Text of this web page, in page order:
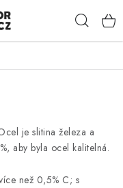
je slitina železa a
aby byla ocel kalitelná.
než 0,5% C; s